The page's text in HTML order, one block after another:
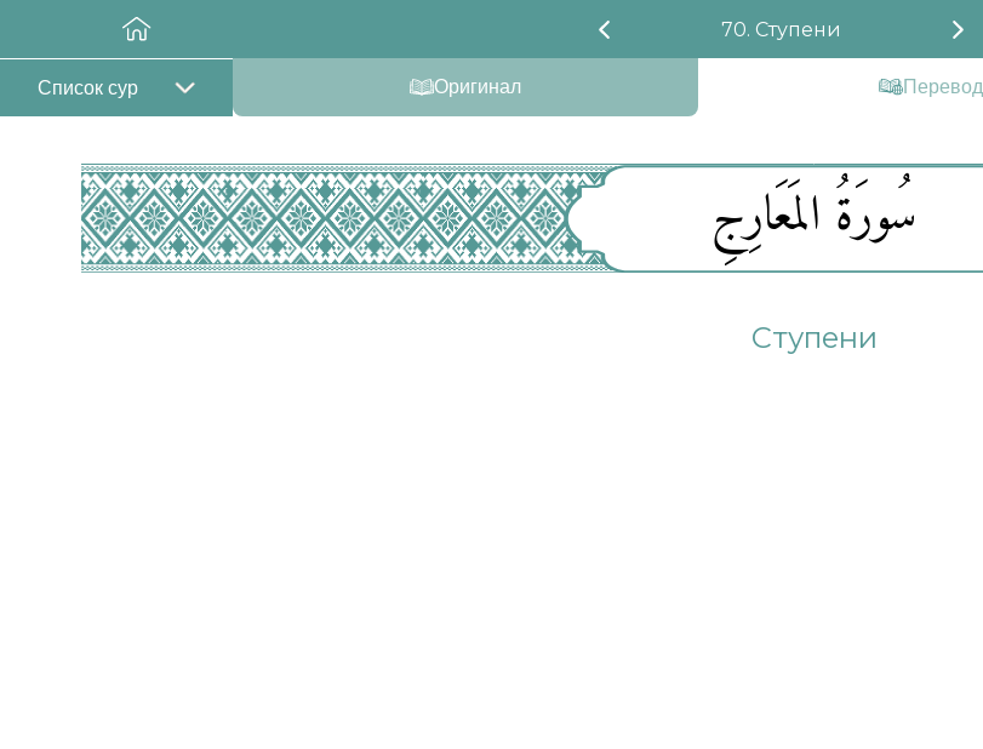
70. Ступени
Список сур Оригинал Перевод
سُورَةُ المَعَارِجِ
Ступени